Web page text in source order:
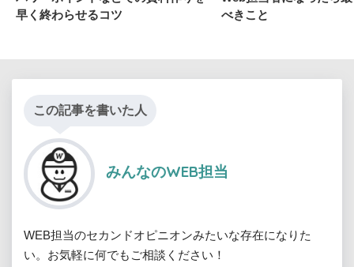
早く終わらせるコツ
べきこと
この記事を書いた人
みんなのWEB担当
WEB担当のセカンドオピニオンみたいな存在になりた
い。お気軽に何でもご相談ください！